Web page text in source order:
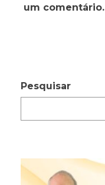
um comentário.
Pesquisar